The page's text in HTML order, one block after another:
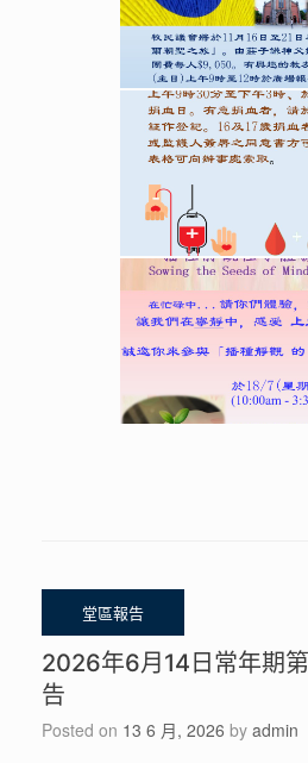
2026年6月14日常年期
告
Posted on 13 6 月, 2026 by admin